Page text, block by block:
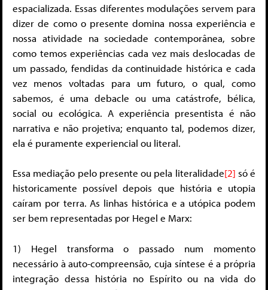
espacializada. Essas diferentes modulações servem para
dizer de como o presente domina nossa experiência e
nossa atividade na sociedade contemporânea, sobre
como temos experiências cada vez mais deslocadas de
um passado, fendidas da continuidade histórica e cada
vez menos voltadas para um futuro, o qual, como
sabemos, é uma debacle ou uma catástrofe, bélica,
social ou ecológica. A experiência presentista é não
narrativa e não projetiva; enquanto tal, podemos dizer,
ela é puramente experiencial ou literal.
Essa mediação pelo presente ou pela literalidade[2] só é
historicamente possível depois que história e utopia
caíram por terra. As linhas histórica e a utópica podem
ser bem representadas por Hegel e Marx:
1) Hegel transforma o passado num momento
necessário à auto-compreensão, cuja síntese é a própria
integração dessa história no Espírito ou na vida do